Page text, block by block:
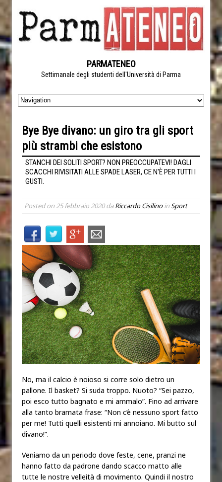
PARMATENEO
Settimanale degli studenti dell'Università di Parma
Bye Bye divano: un giro tra gli sport
più strambi che esistono
STANCHI DEI SOLITI SPORT? NON PREOCCUPATEVI! DAGLI
SCACCHI RIVISITATI ALLE SPADE LASER, CE N'È PER TUTTI I
GUSTI.
Posted on 25 febbraio 2020daRiccardo CisilinoinSport
No, ma il calcio è noioso si corre solo dietro un
pallone. Il basket? Si suda troppo. Nuoto? “Sei pazzo,
poi esco tutto bagnato e mi ammalo”. Fino ad arrivare
alla tanto bramata frase: “Non c’è nessuno sport fatto
per me! Tutti quelli esistenti mi annoiano. Mi butto sul
divano!”.
Veniamo da un periodo dove feste, cene, pranzi ne
hanno fatto da padrone dando scacco matto alle
tutte le nostre velleità di movimento. Quindi il nostro